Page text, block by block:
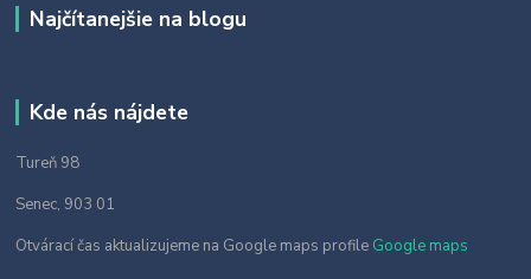
Najčítanejšie na blogu
Kde nás nájdete
Tureň 98
Senec, 903 01
Otvárací čas aktualizujeme na Google maps profile Google maps